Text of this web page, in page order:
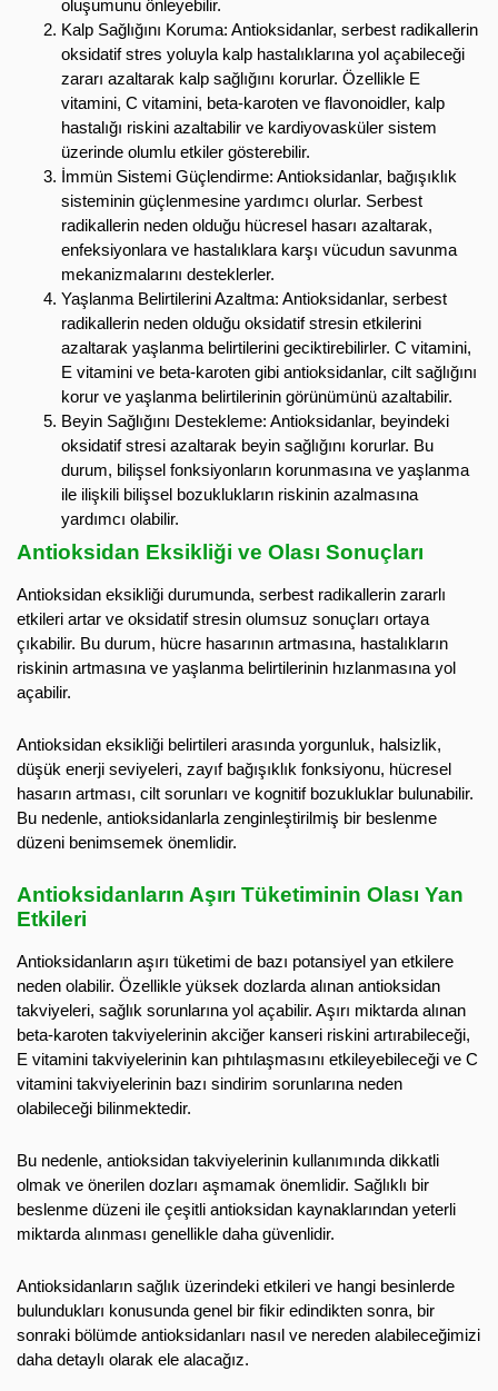
oluşumunu önleyebilir.
Kalp Sağlığını Koruma: Antioksidanlar, serbest radikallerin
oksidatif stres yoluyla kalp hastalıklarına yol açabileceği
zararı azaltarak kalp sağlığını korurlar. Özellikle E
vitamini, C vitamini, beta-karoten ve flavonoidler, kalp
hastalığı riskini azaltabilir ve kardiyovasküler sistem
üzerinde olumlu etkiler gösterebilir.
İmmün Sistemi Güçlendirme: Antioksidanlar, bağışıklık
sisteminin güçlenmesine yardımcı olurlar. Serbest
radikallerin neden olduğu hücresel hasarı azaltarak,
enfeksiyonlara ve hastalıklara karşı vücudun savunma
mekanizmalarını desteklerler.
Yaşlanma Belirtilerini Azaltma: Antioksidanlar, serbest
radikallerin neden olduğu oksidatif stresin etkilerini
azaltarak yaşlanma belirtilerini geciktirebilirler. C vitamini,
E vitamini ve beta-karoten gibi antioksidanlar, cilt sağlığını
korur ve yaşlanma belirtilerinin görünümünü azaltabilir.
Beyin Sağlığını Destekleme: Antioksidanlar, beyindeki
oksidatif stresi azaltarak beyin sağlığını korurlar. Bu
durum, bilişsel fonksiyonların korunmasına ve yaşlanma
ile ilişkili bilişsel bozuklukların riskinin azalmasına
yardımcı olabilir.
Antioksidan Eksikliği ve Olası Sonuçları
Antioksidan eksikliği durumunda, serbest radikallerin zararlı
etkileri artar ve oksidatif stresin olumsuz sonuçları ortaya
çıkabilir. Bu durum, hücre hasarının artmasına, hastalıkların
riskinin artmasına ve yaşlanma belirtilerinin hızlanmasına yol
açabilir.
Antioksidan eksikliği belirtileri arasında yorgunluk, halsizlik,
düşük enerji seviyeleri, zayıf bağışıklık fonksiyonu, hücresel
hasarın artması, cilt sorunları ve kognitif bozukluklar bulunabilir.
Bu nedenle, antioksidanlarla zenginleştirilmiş bir beslenme
düzeni benimsemek önemlidir.
Antioksidanların Aşırı Tüketiminin Olası Yan
Etkileri
Antioksidanların aşırı tüketimi de bazı potansiyel yan etkilere
neden olabilir. Özellikle yüksek dozlarda alınan antioksidan
takviyeleri, sağlık sorunlarına yol açabilir. Aşırı miktarda alınan
beta-karoten takviyelerinin akciğer kanseri riskini artırabileceği,
E vitamini takviyelerinin kan pıhtılaşmasını etkileyebileceği ve C
vitamini takviyelerinin bazı sindirim sorunlarına neden
olabileceği bilinmektedir.
Bu nedenle, antioksidan takviyelerinin kullanımında dikkatli
olmak ve önerilen dozları aşmamak önemlidir. Sağlıklı bir
beslenme düzeni ile çeşitli antioksidan kaynaklarından yeterli
miktarda alınması genellikle daha güvenlidir.
Antioksidanların sağlık üzerindeki etkileri ve hangi besinlerde
bulundukları konusunda genel bir fikir edindikten sonra, bir
sonraki bölümde antioksidanları nasıl ve nereden alabileceğimizi
daha detaylı olarak ele alacağız.